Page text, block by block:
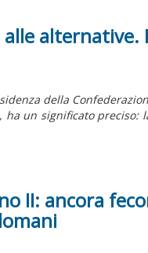
alle
della
ha un significato
II: ancora